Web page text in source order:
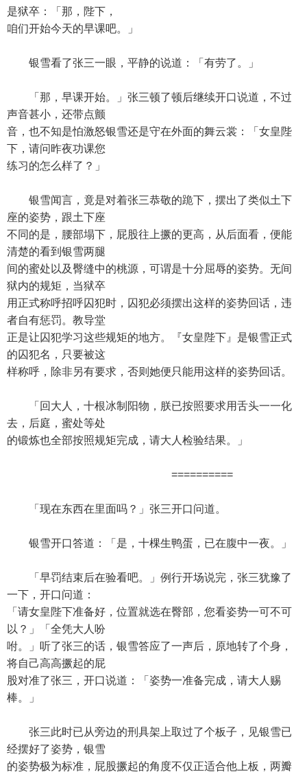
是狱卒：「那，陛下，
咱们开始今天的早课吧。」
银雪看了张三一眼，平静的说道：「有劳了。」
「那，早课开始。」张三顿了顿后继续开口说道，不过
声音甚小，还带点颤
音，也不知是怕激怒银雪还是守在外面的舞云裳：「女皇陛
下，请问昨夜功课您
练习的怎么样了？」
银雪闻言，竟是对着张三恭敬的跪下，摆出了类似土下
座的姿势，跟土下座
不同的是，腰部塌下，屁股往上撅的更高，从后面看，便能
清楚的看到银雪两腿
间的蜜处以及臀缝中的桃源，可谓是十分屈辱的姿势。无间
狱内的规矩，当狱卒
用正式称呼招呼囚犯时，囚犯必须摆出这样的姿势回话，违
者自有惩罚。教导堂
正是让囚犯学习这些规矩的地方。『女皇陛下』是银雪正式
的囚犯名，只要被这
样称呼，除非另有要求，否则她便只能用这样的姿势回话。
「回大人，十根冰制阳物，朕已按照要求用舌头一一化
去，后庭，蜜处等处
的锻炼也全部按照规矩完成，请大人检验结果。」
==========
「现在东西在里面吗？」张三开口问道。
银雪开口答道：「是，十棵生鸭蛋，已在腹中一夜。」
「早罚结束后在验看吧。」例行开场说完，张三犹豫了
一下，开口问道：
「请女皇陛下准备好，位置就选在臀部，您看姿势一可不可
以？」「全凭大人吩
咐。」听了张三的话，银雪答应了一声后，原地转了个身，
将自己高高撅起的屁
股对准了张三，开口说道：「姿势一准备完成，请大人赐
棒。」
张三此时已从旁边的刑具架上取过了个板子，见银雪已
经摆好了姿势，银雪
的姿势极为标准，屁股撅起的角度不仅正适合他上板，两瓣